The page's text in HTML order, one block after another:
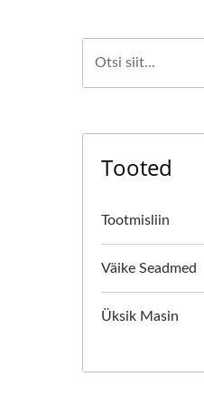
Tooted
Tootmisliin
Väike Seadmed
Üksik Masin